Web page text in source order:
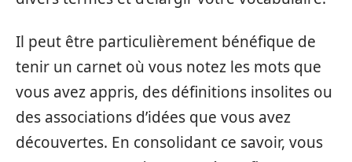
Il peut être particulièrement bénéfique de
tenir un carnet où vous notez les mots que
vous avez appris, des définitions insolites ou
des associations d’idées que vous avez
découvertes. En consolidant ce savoir, vous